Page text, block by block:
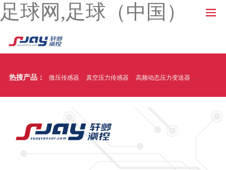
足球网,足球（中国）
热搜产品： 微压传感器 真空压力传感器 高频动态压力变送器 温压一体